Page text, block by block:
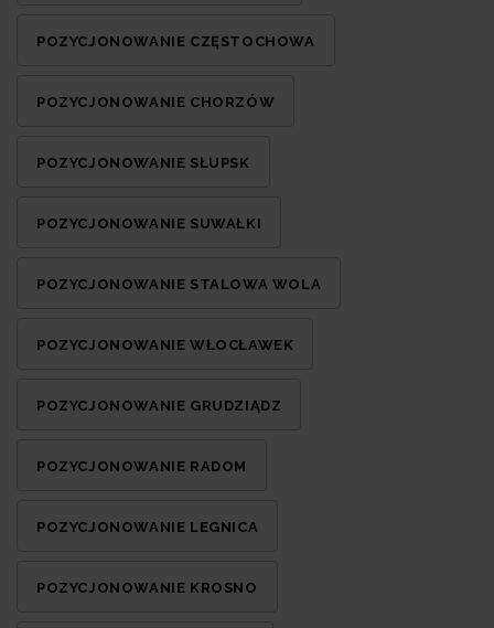
POZYCJONOWANIE CZĘSTOCHOWA
POZYCJONOWANIE CHORZÓW
POZYCJONOWANIE SŁUPSK
POZYCJONOWANIE SUWAŁKI
POZYCJONOWANIE STALOWA WOLA
POZYCJONOWANIE WŁOCŁAWEK
POZYCJONOWANIE GRUDZIĄDZ
POZYCJONOWANIE RADOM
POZYCJONOWANIE LEGNICA
POZYCJONOWANIE KROSNO